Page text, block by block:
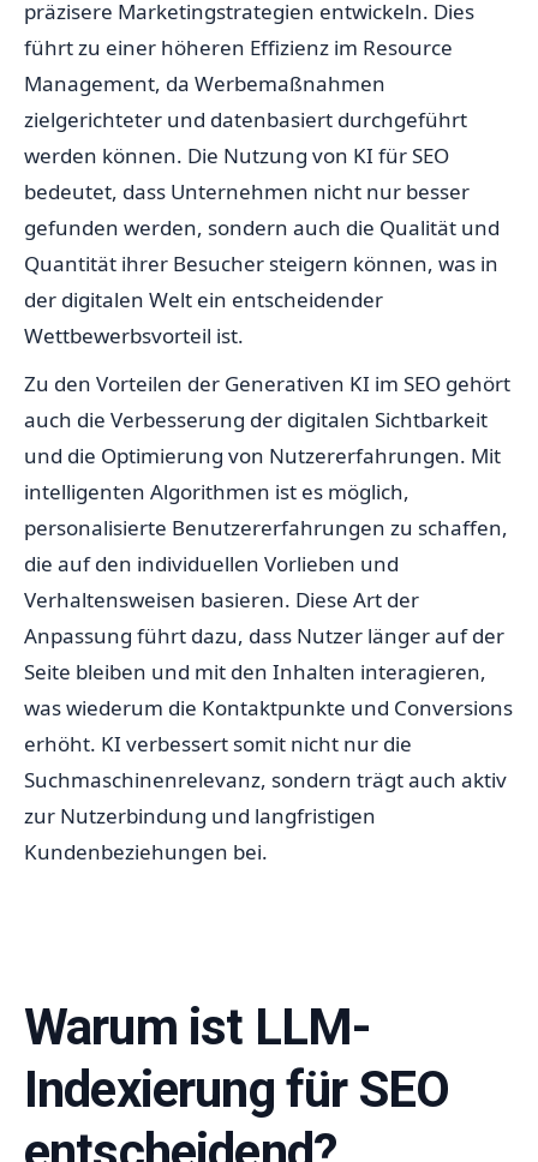
präzisere Marketingstrategien entwickeln. Dies
führt zu einer höheren Effizienz im Resource
Management, da Werbemaßnahmen
zielgerichteter und datenbasiert durchgeführt
werden können. Die Nutzung von KI für SEO
bedeutet, dass Unternehmen nicht nur besser
gefunden werden, sondern auch die Qualität und
Quantität ihrer Besucher steigern können, was in
der digitalen Welt ein entscheidender
Wettbewerbsvorteil ist.
Zu den Vorteilen der Generativen KI im SEO gehört
auch die Verbesserung der digitalen Sichtbarkeit
und die Optimierung von Nutzererfahrungen. Mit
intelligenten Algorithmen ist es möglich,
personalisierte Benutzererfahrungen zu schaffen,
die auf den individuellen Vorlieben und
Verhaltensweisen basieren. Diese Art der
Anpassung führt dazu, dass Nutzer länger auf der
Seite bleiben und mit den Inhalten interagieren,
was wiederum die Kontaktpunkte und Conversions
erhöht. KI verbessert somit nicht nur die
Suchmaschinenrelevanz, sondern trägt auch aktiv
zur Nutzerbindung und langfristigen
Kundenbeziehungen bei.
Warum ist LLM-
Indexierung für SEO